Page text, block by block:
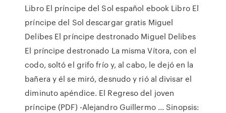
Libro El príncipe del Sol español ebook Libro El
príncipe del Sol descargar gratis Miguel
Delibes El príncipe destronado Miguel Delibes
El príncipe destronado La misma Vítora, con el
codo, soltó el grifo frío y, al cabo, le dejó en la
bañera y él se miró, desnudo y rió al divisar el
diminuto apéndice. El Regreso del joven
príncipe (PDF) -Alejandro Guillermo ... Sinopsis: